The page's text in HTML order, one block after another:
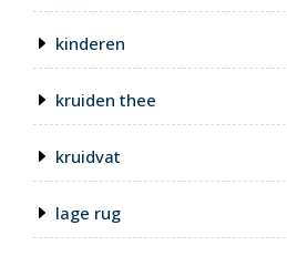
kinderen
kruiden thee
kruidvat
lage rug